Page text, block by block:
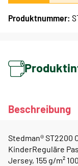
Produktnummer:
Beschreibung
Stedman® ST2200
KinderReguläre
Jersey, 155 g/m²